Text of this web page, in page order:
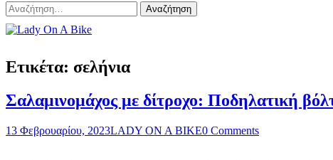
Αναζήτηση
για:
Ετικέτα: σελήνια
Σαλαμινομάχος με δίτροχο: Ποδηλατική
13 Φεβρουαρίου, 2023LADY ON A BIKE0 Comments